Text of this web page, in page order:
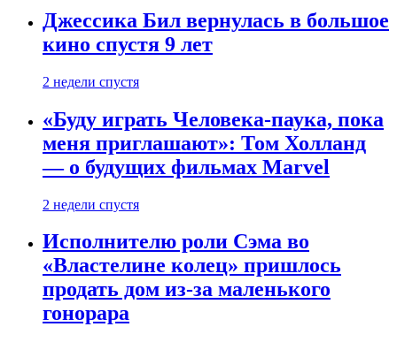
Джессика Бил вернулась в большое
кино спустя 9 лет
2 недели спустя
«Буду играть Человека-паука, пока
меня приглашают»: Том Холланд
— о будущих фильмах Marvel
2 недели спустя
Исполнителю роли Сэма во
«Властелине колец» пришлось
продать дом из-за маленького
гонорара